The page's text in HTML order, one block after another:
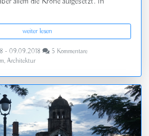
weiter lesen
- 09.09.2018
5 Kommentare
, Architektur